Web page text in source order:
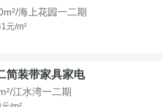
海上花园一二期
元/m²
简装带家具家电
江水湾一二期